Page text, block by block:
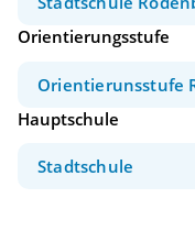
Orientierungsstufe
Orientierunsstufe
Hauptschule
Stadtschule